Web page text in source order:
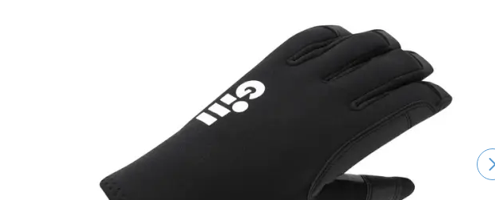
Tuigage en dekbeslag
Veiligheid